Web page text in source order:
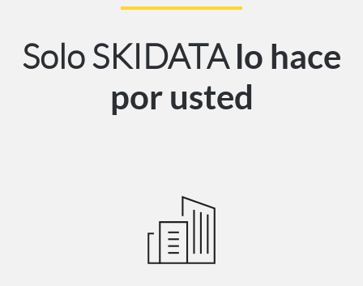
Solo SKIDATA lo hace
por usted